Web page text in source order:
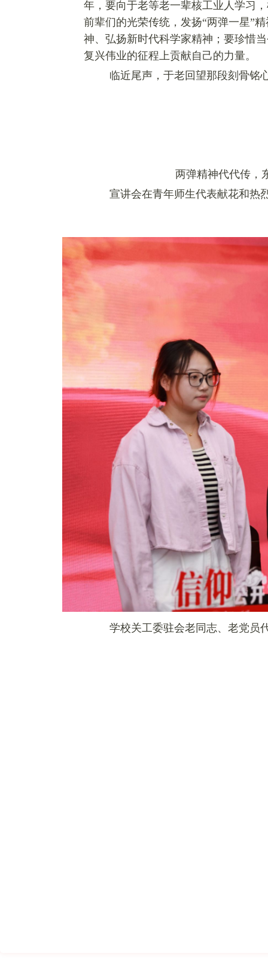
年，要向于老等老一辈核工业人学习
前辈们的光荣传统，发扬“两弹一星”
神、弘扬新时代科学家精神；要珍惜
复兴伟业的征程上贡献自己的力量。
临近尾声，于老回望那段刻骨铭
两弹精神代代传，
宣讲会在青年师生代表献花和热
学校关工委驻会老同志、老党员